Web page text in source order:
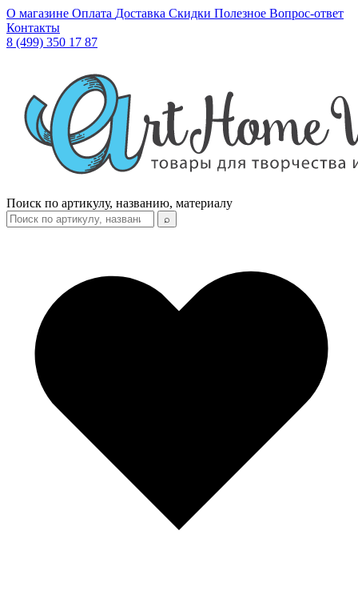
О магазине Оплата Доставка Скидки Полезное Вопрос-ответ
Контакты
8 (499) 350 17 87
Поиск по артикулу, названию, материалу
⌕